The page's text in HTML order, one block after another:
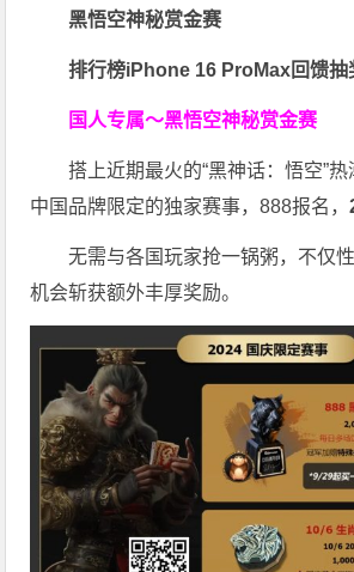
黑悟空神秘赏金赛
排行榜iPhone 16 ProMax回馈抽
国人专属～黑悟空神秘赏金赛
搭上近期最火的“黑神话：悟空”
中国品牌限定的独家赛事，888报名，
无需与各国玩家抢一锅粥，不仅
机会斩获额外丰厚奖励。